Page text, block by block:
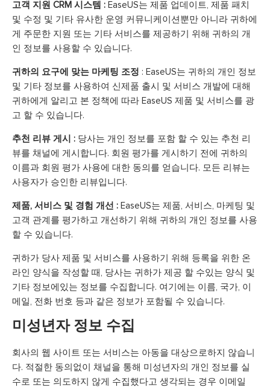
고객 지원 CRM 시스템 : EaseUS는 제품 업데이트, 제품 패치
및 수정 및 기타 유사한 운영 커뮤니케이션뿐만 아니라 귀하에
게 주문한 지원 또는 기타 서비스를 제공하기 위해 귀하의 개
인 정보를 사용할 수 있습니다.
귀하의 요구에 맞는 마케팅 조정 : EaseUS는 귀하의 개인 정보
및 기타 정보를 사용하여 신제품 출시 및 서비스 개발에 대해
귀하에게 알리고 본 정책에 따라 EaseUS 제품 및 서비스를 광
고 할 수 있습니다.
추천 리뷰 게시 : 당사는 개인 정보를 포함 할 수 있는 추천 리
뷰를 채널에 게시합니다. 회원 평가를 게시하기 전에 귀하의
이름과 회원 평가 사용에 대한 동의를 얻습니다. 모든 리뷰는
사용자가 승인한 리뷰입니다.
제품, 서비스 및 경험 개선 : EaseUS는 제품, 서비스, 마케팅 및
고객 관계를 평가하고 개선하기 위해 귀하의 개인 정보를 사용
할 수 있습니다.
귀하가 당사 제품 및 서비스를 사용하기 위해 등록을 위한 온
라인 양식을 작성할 때, 당사는 귀하가 제공 할 수있는 양식 및
기타 정보에있는 정보를 수집합니다. 여기에는 이름, 국가, 이
메일, 전화 번호 등과 같은 정보가 포함될 수 있습니다.
미성년자 정보 수집
회사의 웹 사이트 또는 서비스는 아동을 대상으로하지 않습니
다. 적절한 동의없이 채널을 통해 미성년자의 개인 정보를 실
수로 또는 의도하지 않게 수집했다고 생각되는 경우 이메일